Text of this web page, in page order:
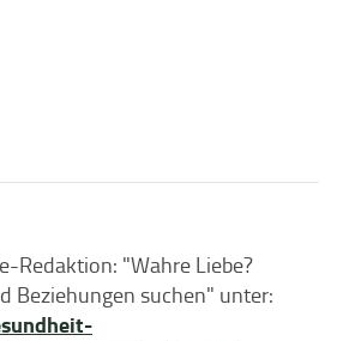
Redaktion: "Wahre Liebe?
Beziehungen suchen" unter: